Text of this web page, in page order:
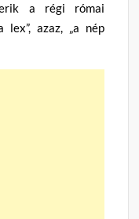
a régi római
lex”, azaz, „a nép